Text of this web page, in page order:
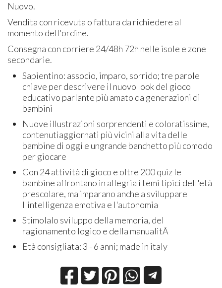
Nuovo.
Vendita con ricevuta o fattura da richiedere al
momento dell'ordine.
Consegna con corriere 24/48h 72h nelle isole e zone
secondarie.
Sapientino: associo, imparo, sorrido; tre parole
chiave per descrivere il nuovo look del gioco
educativo parlante più amato da generazioni di
bambini
Nuove illustrazioni sorprendenti e coloratissime,
contenutiaggiornati più vicini alla vita delle
bambine di oggi e ungrande banchetto più comodo
per giocare
Con 24 attività di gioco e oltre 200 quiz le
bambine affrontano in allegria i temi tipici dell'età
prescolare, ma imparano anche a sviluppare
l'intelligenza emotiva e l'autonomia
Stimolalo sviluppo della memoria, del
ragionamento logico e della manualitÃ
Età consigliata: 3 - 6 anni; made in italy